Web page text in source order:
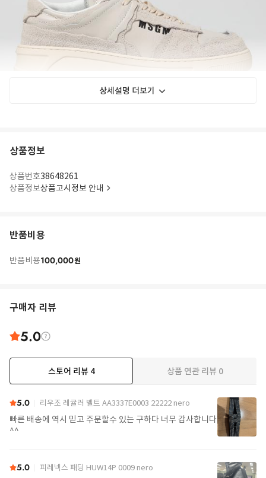
상세설명 더보기
상품정보
상품번호38648261
상품정보상품고시정보 안내
반품비용
반품비용100,000원
구매자 리뷰
5.0
스토어 리뷰 4 상품 연관 리뷰 0
5.0 리우조 레귤러 벨트 AA3337E0003 22222 nero
빠른 배송에 역시 믿고 주문할수 있는 구하다 너무 감사합니다
^^
5.0 피레넥스 패딩 HUW14P 0009 nero